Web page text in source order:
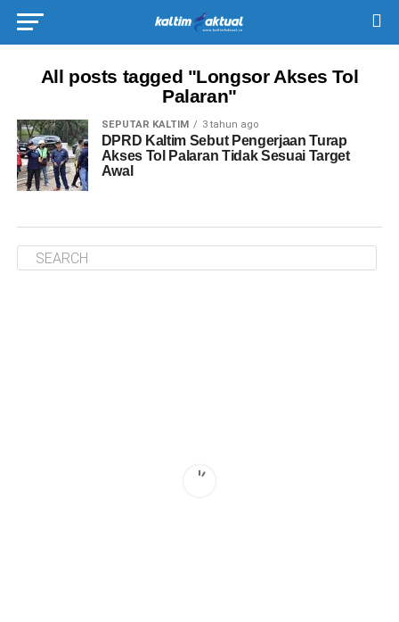
All posts tagged "Longsor Akses Tol
Palaran"
SEPUTAR KALTIM 3 tahun ago
DPRD Kaltim Sebut Pengerjaan Turap
Akses Tol Palaran Tidak Sesuai Target
Awal